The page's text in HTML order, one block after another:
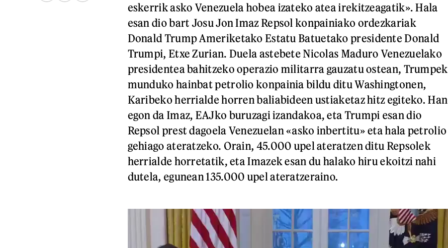
eskerrik asko Venezuela hobea izateko atea irekitzeagatik». Hala
esan dio bart Josu Jon Imaz Repsol konpainiako ordezkariak
Donald Trump Ameriketako Estatu Batuetako presidente Donald
Trumpi, Etxe Zurian. Duela astebete Nicolas Maduro Venezuelako
presidentea bahitzeko operazio militarra gauzatu ostean, Trumpek
munduko hainbat petrolio konpainia bildu ditu Washingtonen,
Karibeko herrialde horren baliabideen ustiaketaz hitz egiteko. Han
egon da Imaz, EAJko buruzagi izandakoa, eta Trumpi esan dio
Repsol prest dagoela Venezuelan «asko inbertitu» eta hala petrolio
gehiago ateratzeko. Orain, 45.000 upel ateratzen ditu Repsolek
herrialde horretatik, eta Imazek esan du halako hiru ekoitzi nahi
dutela, egunean 135.000 upel ateratzeraino.